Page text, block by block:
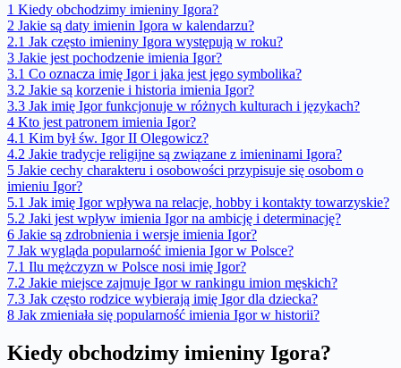
1 Kiedy obchodzimy imieniny Igora?
2 Jakie są daty imienin Igora w kalendarzu?
2.1 Jak często imieniny Igora występują w roku?
3 Jakie jest pochodzenie imienia Igor?
3.1 Co oznacza imię Igor i jaka jest jego symbolika?
3.2 Jakie są korzenie i historia imienia Igor?
3.3 Jak imię Igor funkcjonuje w różnych kulturach i językach?
4 Kto jest patronem imienia Igor?
4.1 Kim był św. Igor II Olegowicz?
4.2 Jakie tradycje religijne są związane z imieninami Igora?
5 Jakie cechy charakteru i osobowości przypisuje się osobom o
imieniu Igor?
5.1 Jak imię Igor wpływa na relacje, hobby i kontakty towarzyskie?
5.2 Jaki jest wpływ imienia Igor na ambicję i determinację?
6 Jakie są zdrobnienia i wersje imienia Igor?
7 Jak wygląda popularność imienia Igor w Polsce?
7.1 Ilu mężczyzn w Polsce nosi imię Igor?
7.2 Jakie miejsce zajmuje Igor w rankingu imion męskich?
7.3 Jak często rodzice wybierają imię Igor dla dziecka?
8 Jak zmieniała się popularność imienia Igor w historii?
Kiedy obchodzimy imieniny Igora?